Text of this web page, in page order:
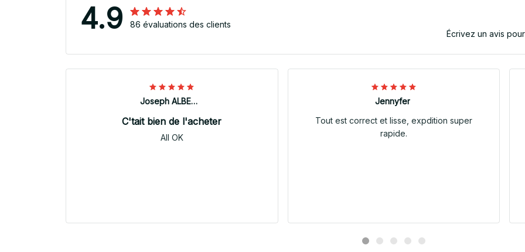
4.9
86 évaluations des clients
Écrivez un avis
Joseph ALBERTINI
C'tait bien de l'acheter
All OK
Jennyfer
Tout est correct et lisse, expdition super
rapide.